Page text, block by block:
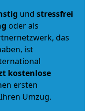
und stressfrei
oder als
das
ist
kostenlose
ersten
Umzug.